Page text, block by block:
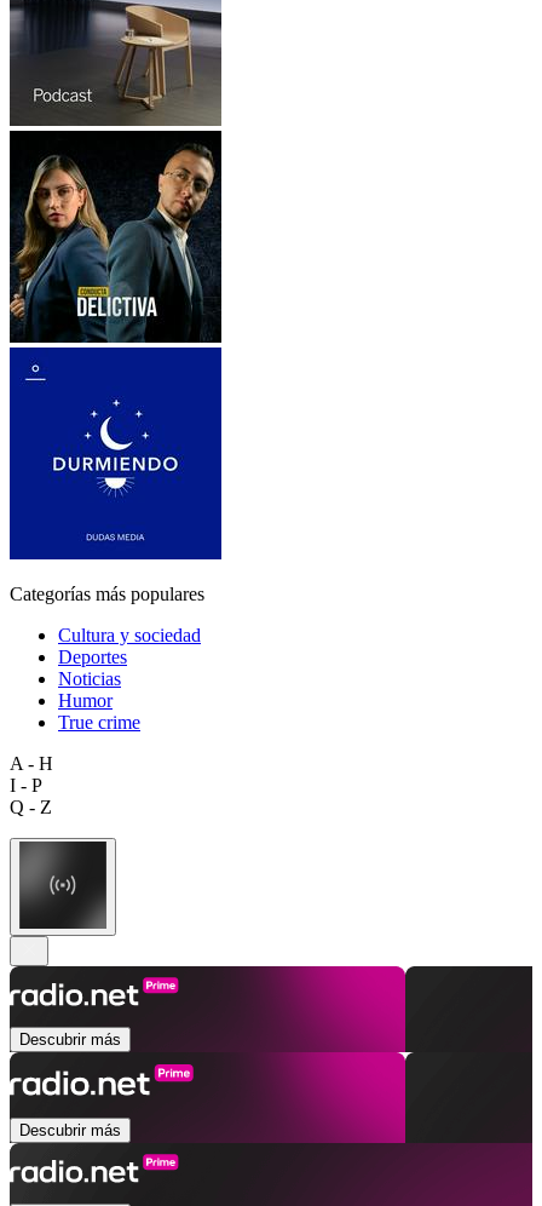
Categorías más populares
Cultura y sociedad
Deportes
Noticias
Humor
True crime
A - H
I - P
Q - Z
Descubrir más
Descubrir más